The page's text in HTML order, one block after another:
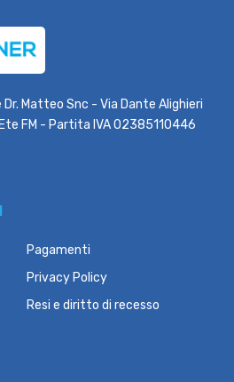
Dr. Matteo Snc - Via Dante Alighieri
FM - Partita IVA 02385110446
Pagamenti
Privacy Policy
Resi e diritto di recesso